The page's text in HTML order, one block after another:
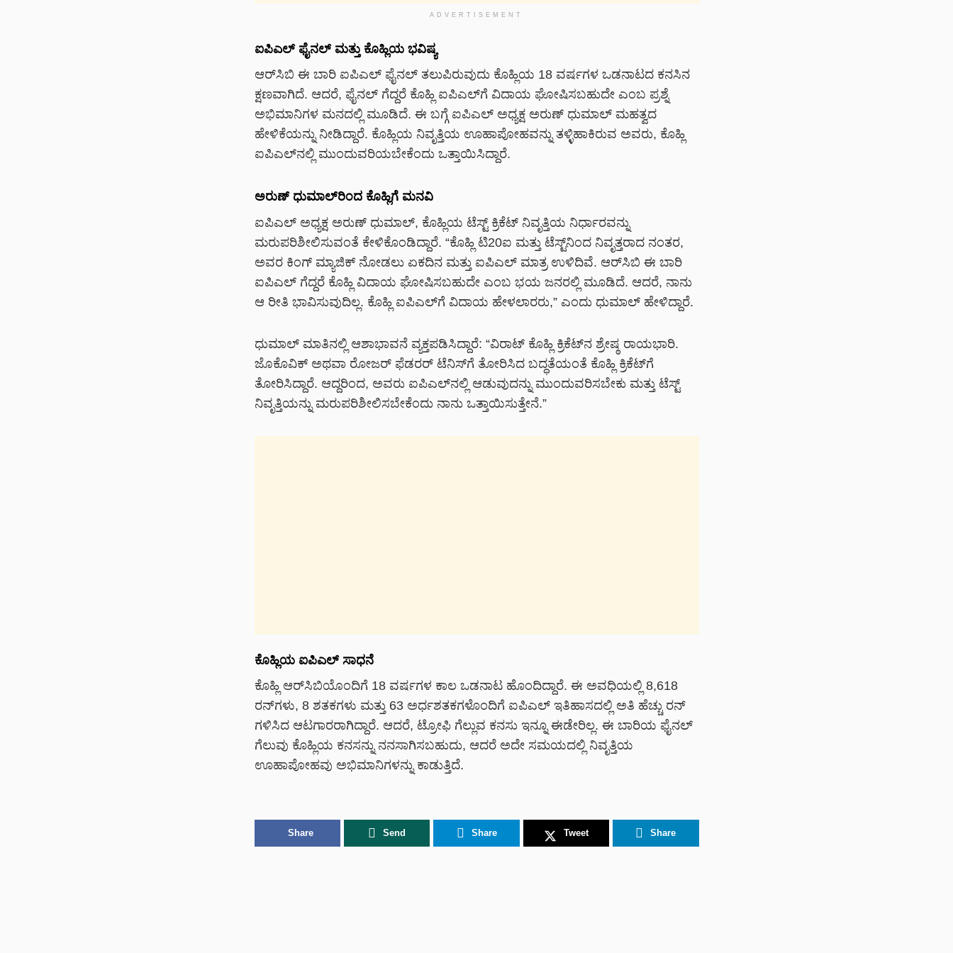
ADVERTISEMENT
ಐಪಿಎಲ್ ಫೈನಲ್ ಮತ್ತು ಕೊಹ್ಲಿಯ ಭವಿಷ್ಯ
ಆರ್‌ಸಿಬಿ ಈ ಬಾರಿ ಐಪಿಎಲ್ ಫೈನಲ್ ತಲುಪಿರುವುದು ಕೊಹ್ಲಿಯ 18 ವರ್ಷಗಳ ಒಡನಾಟದ ಕನಸಿನ
ಕ್ಷಣವಾಗಿದೆ. ಆದರೆ, ಫೈನಲ್ ಗೆದ್ದರೆ ಕೊಹ್ಲಿ ಐಪಿಎಲ್‌ಗೆ ವಿದಾಯ ಘೋಷಿಸಬಹುದೇ ಎಂಬ ಪ್ರಶ್ನೆ
ಅಭಿಮಾನಿಗಳ ಮನದಲ್ಲಿ ಮೂಡಿದೆ. ಈ ಬಗ್ಗೆ ಐಪಿಎಲ್ ಅಧ್ಯಕ್ಷ ಅರುಣ್ ಧುಮಾಲ್ ಮಹತ್ವದ
ಹೇಳಿಕೆಯನ್ನು ನೀಡಿದ್ದಾರೆ. ಕೊಹ್ಲಿಯ ನಿವೃತ್ತಿಯ ಊಹಾಪೋಹವನ್ನು ತಳ್ಳಿಹಾಕಿರುವ ಅವರು, ಕೊಹ್ಲಿ
ಐಪಿಎಲ್‌ನಲ್ಲಿ ಮುಂದುವರಿಯಬೇಕೆಂದು ಒತ್ತಾಯಿಸಿದ್ದಾರೆ.
ಅರುಣ್ ಧುಮಾಲ್‌ರಿಂದ ಕೊಹ್ಲಿಗೆ ಮನವಿ
ಐಪಿಎಲ್ ಅಧ್ಯಕ್ಷ ಅರುಣ್ ಧುಮಾಲ್, ಕೊಹ್ಲಿಯ ಟೆಸ್ಟ್ ಕ್ರಿಕೆಟ್ ನಿವೃತ್ತಿಯ ನಿರ್ಧಾರವನ್ನು
ಮರುಪರಿಶೀಲಿಸುವಂತೆ ಕೇಳಿಕೊಂಡಿದ್ದಾರೆ. “ಕೊಹ್ಲಿ ಟಿ20ಐ ಮತ್ತು ಟೆಸ್ಟ್‌ನಿಂದ ನಿವೃತ್ತರಾದ ನಂತರ,
ಅವರ ಕಿಂಗ್ ಮ್ಯಾಜಿಕ್ ನೋಡಲು ಏಕದಿನ ಮತ್ತು ಐಪಿಎಲ್ ಮಾತ್ರ ಉಳಿದಿವೆ. ಆರ್‌ಸಿಬಿ ಈ ಬಾರಿ
ಐಪಿಎಲ್ ಗೆದ್ದರೆ ಕೊಹ್ಲಿ ವಿದಾಯ ಘೋಷಿಸಬಹುದೇ ಎಂಬ ಭಯ ಜನರಲ್ಲಿ ಮೂಡಿದೆ. ಆದರೆ, ನಾನು
ಆ ರೀತಿ ಭಾವಿಸುವುದಿಲ್ಲ. ಕೊಹ್ಲಿ ಐಪಿಎಲ್‌ಗೆ ವಿದಾಯ ಹೇಳಲಾರರು,” ಎಂದು ಧುಮಾಲ್ ಹೇಳಿದ್ದಾರೆ.
ಧುಮಾಲ್ ಮಾತಿನಲ್ಲಿ ಆಶಾಭಾವನೆ ವ್ಯಕ್ತಪಡಿಸಿದ್ದಾರೆ: “ವಿರಾಟ್ ಕೊಹ್ಲಿ ಕ್ರಿಕೆಟ್‌ನ ಶ್ರೇಷ್ಠ ರಾಯಭಾರಿ.
ಜೊಕೊವಿಕ್ ಅಥವಾ ರೋಜರ್ ಫೆಡರರ್ ಟೆನಿಸ್‌ಗೆ ತೋರಿಸಿದ ಬದ್ಧತೆಯಂತೆ ಕೊಹ್ಲಿ ಕ್ರಿಕೆಟ್‌ಗೆ
ತೋರಿಸಿದ್ದಾರೆ. ಆದ್ದರಿಂದ, ಅವರು ಐಪಿಎಲ್‌ನಲ್ಲಿ ಆಡುವುದನ್ನು ಮುಂದುವರಿಸಬೇಕು ಮತ್ತು ಟೆಸ್ಟ್
ನಿವೃತ್ತಿಯನ್ನು ಮರುಪರಿಶೀಲಿಸಬೇಕೆಂದು ನಾನು ಒತ್ತಾಯಿಸುತ್ತೇನೆ.”
ಕೊಹ್ಲಿಯ ಐಪಿಎಲ್ ಸಾಧನೆ
ಕೊಹ್ಲಿ ಆರ್‌ಸಿಬಿಯೊಂದಿಗೆ 18 ವರ್ಷಗಳ ಕಾಲ ಒಡನಾಟ ಹೊಂದಿದ್ದಾರೆ. ಈ ಅವಧಿಯಲ್ಲಿ 8,618
ರನ್‌ಗಳು, 8 ಶತಕಗಳು ಮತ್ತು 63 ಅರ್ಧಶತಕಗಳೊಂದಿಗೆ ಐಪಿಎಲ್ ಇತಿಹಾಸದಲ್ಲಿ ಅತಿ ಹೆಚ್ಚು ರನ್
ಗಳಿಸಿದ ಆಟಗಾರರಾಗಿದ್ದಾರೆ. ಆದರೆ, ಟ್ರೋಫಿ ಗೆಲ್ಲುವ ಕನಸು ಇನ್ನೂ ಈಡೇರಿಲ್ಲ. ಈ ಬಾರಿಯ ಫೈನಲ್
ಗೆಲುವು ಕೊಹ್ಲಿಯ ಕನಸನ್ನು ನನಸಾಗಿಸಬಹುದು, ಆದರೆ ಅದೇ ಸಮಯದಲ್ಲಿ ನಿವೃತ್ತಿಯ
ಊಹಾಪೋಹವು ಅಭಿಮಾನಿಗಳನ್ನು ಕಾಡುತ್ತಿದೆ.
Share Send Share Tweet Share